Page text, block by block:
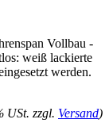
Vollbau -
weiß lackierte
werden.
USt. zzgl. Versand)